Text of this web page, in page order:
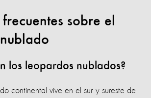
frecuentes sobre el
los leopardos nublados?
continental vive en el sur y sureste de